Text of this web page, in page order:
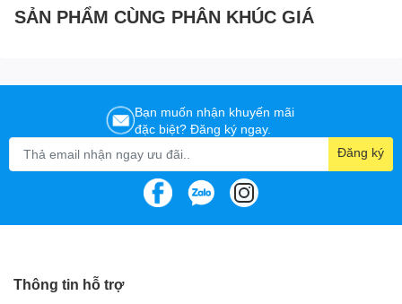
SẢN PHẨM CÙNG PHÂN KHÚC GIÁ
Bạn muốn nhận khuyến mãi
đặc biệt? Đăng ký ngay.
Đăng ký
Thông tin hỗ trợ